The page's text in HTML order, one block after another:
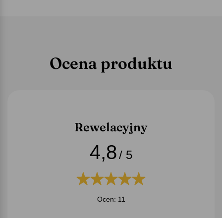
Ocena produktu
Rewelacyjny
4,8/ 5
Ocen: 11